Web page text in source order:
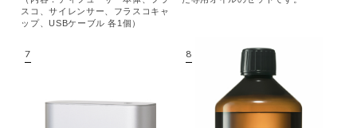
スコ、サイレンサー、フラスコキャ
ップ、USBケーブル 各1個）